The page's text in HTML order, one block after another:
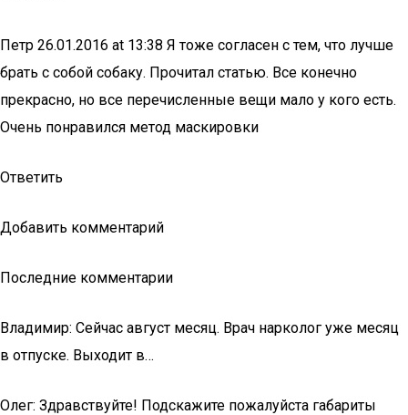
Петр 26.01.2016 at 13:38 Я тоже согласен с тем, что лучше
брать с собой собаку. Прочитал статью. Все конечно
прекрасно, но все перечисленные вещи мало у кого есть.
Очень понравился метод маскировки
Ответить
Добавить комментарий
Последние комментарии
Владимир: Сейчас август месяц. Врач нарколог уже месяц
в отпуске. Выходит в…
Олег: Здравствуйте! Подскажите пожалуйста габариты